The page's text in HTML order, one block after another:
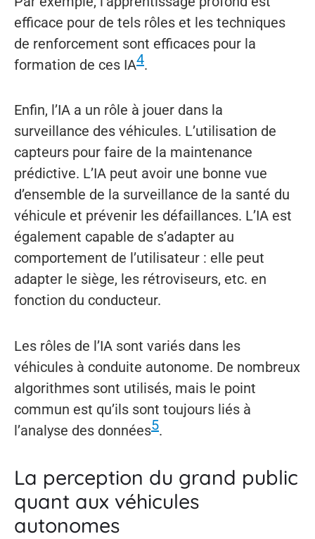
efficace pour de tels rôles et les techniques
de renforcement sont efficaces pour la
formation de ces IA4.
Enfin, l’IA a un rôle à jouer dans la
surveillance des véhicules. L’utilisation de
capteurs pour faire de la maintenance
prédictive. L’IA peut avoir une bonne vue
d’ensemble de la surveillance de la santé du
véhicule et prévenir les défaillances. L’IA est
également capable de s’adapter au
comportement de l’utilisateur : elle peut
adapter le siège, les rétroviseurs, etc. en
fonction du conducteur.
Les rôles de l’IA sont variés dans les
véhicules à conduite autonome. De nombreux
algorithmes sont utilisés, mais le point
commun est qu’ils sont toujours liés à
l’analyse des données5.
La perception du grand public
quant aux véhicules
autonomes